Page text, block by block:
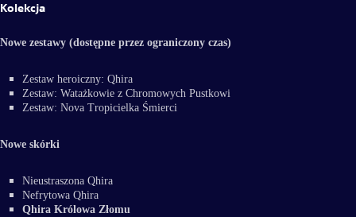
Kolekcja
Nowe zestawy (dostępne przez ograniczony czas)
Zestaw heroiczny: Qhira
Zestaw: Watażkowie z Chromowych Pustkowi
Zestaw: Nova Tropicielka Śmierci
Nowe skórki
Nieustraszona Qhira
Nefrytowa Qhira
Qhira Królowa Złomu